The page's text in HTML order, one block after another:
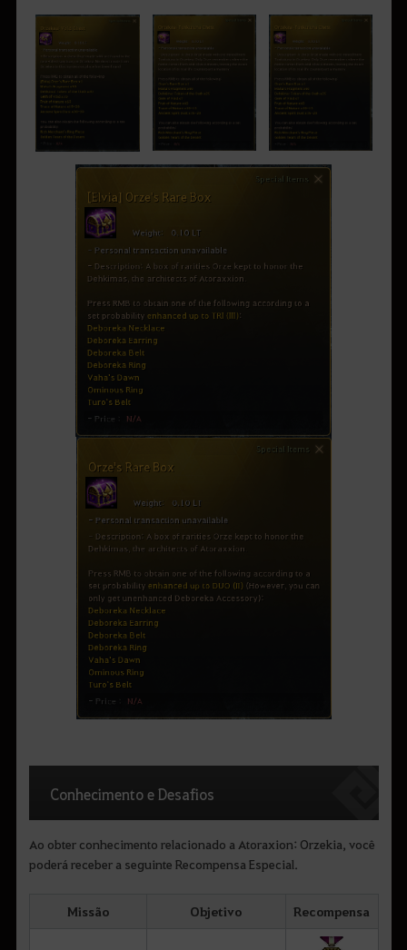
Conhecimento e Desafios
Ao obter conhecimento relacionado a Atoraxion: Orzekia, você
poderá receber a seguinte Recompensa Especial.
Missão Objetivo Recompensa